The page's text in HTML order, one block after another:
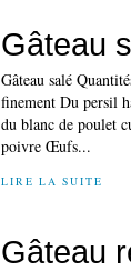
Gâteau
Gâteau salé
finement Du persil
du blanc de poulet
poivre Œufs...
LIRE LA SUITE
Gâteau